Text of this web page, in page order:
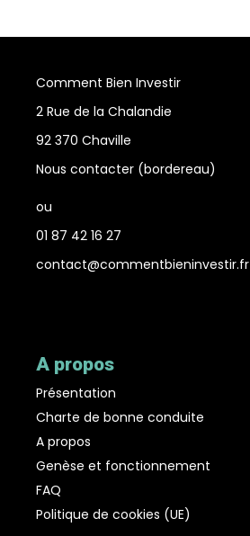
Comment Bien Investir
2 Rue de la Chalandie
92 370 Chaville
Nous contacter (bordereau)
ou
01 87 42 16 27
contact@commentbieninvestir.fr
A propos
Présentation
Charte de bonne conduite
A propos
Genèse et fonctionnement
FAQ
Politique de cookies (UE)